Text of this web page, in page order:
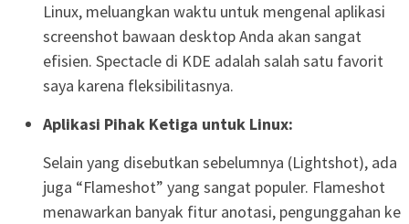
Linux, meluangkan waktu untuk mengenal aplikasi
screenshot bawaan desktop Anda akan sangat
efisien. Spectacle di KDE adalah salah satu favorit
saya karena fleksibilitasnya.
Aplikasi Pihak Ketiga untuk Linux:
Selain yang disebutkan sebelumnya (Lightshot), ada
juga “Flameshot” yang sangat populer. Flameshot
menawarkan banyak fitur anotasi, pengunggahan ke